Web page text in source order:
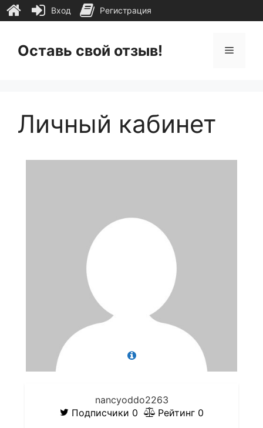
содержимому
Оставь свой отзыв! Меню
Личный кабинет
nancyoddo2263
Подписчики 0 Рейтинг 0
Вход Регистрация